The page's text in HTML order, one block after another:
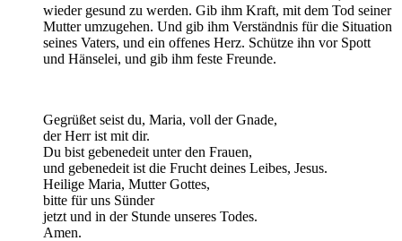
wieder gesund zu werden. Gib ihm Kraft, mit dem Tod seiner
Mutter umzugehen. Und gib ihm Verständnis für die Situation
seines Vaters, und ein offenes Herz. Schütze ihn vor Spott
und Hänselei, und gib ihm feste Freunde.
Gegrüßet seist du, Maria, voll der Gnade,
der Herr ist mit dir.
Du bist gebenedeit unter den Frauen,
und gebenedeit ist die Frucht deines Leibes, Jesus.
Heilige Maria, Mutter Gottes,
bitte für uns Sünder
jetzt und in der Stunde unseres Todes.
Amen.